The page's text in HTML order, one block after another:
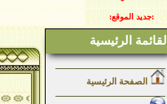
:جديد الموقع:
القائمة الرئيسية
الصفحة الرئيسية